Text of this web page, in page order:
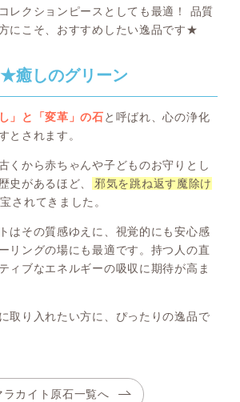
レクションピースとしても最適！ 品質
にこそ、おすすめしたい逸品です★
癒しのグリーン
」と「変革」の石と呼ばれ、心の浄化
とされます。
くから赤ちゃんや子どものお守りとし
史があるほど、
邪気を跳ね返す魔除け
されてきました。
はその質感ゆえに、視覚的にも安心感
リングの場にも最適です。持つ人の直
ィブなエネルギーの吸収に期待が高ま
取り入れたい方に、ぴったりの逸品で
ラカイト原石一覧へ